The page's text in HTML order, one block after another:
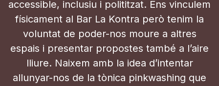
accessible, inclusiu i polititzat. Ens vinculem
físicament al Bar La Kontra però tenim la
voluntat de poder-nos moure a altres
espais i presentar propostes també a l’aire
lliure. Naixem amb la idea d’intentar
allunyar-nos de la tònica pinkwashing que